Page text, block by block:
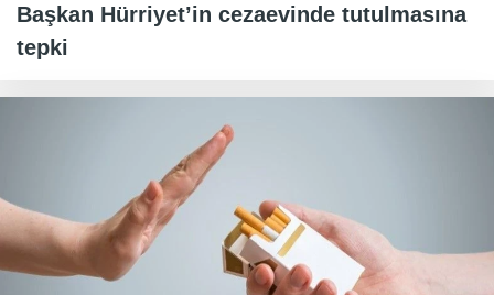
Başkan Hürriyet’in cezaevinde tutulmasına
tepki